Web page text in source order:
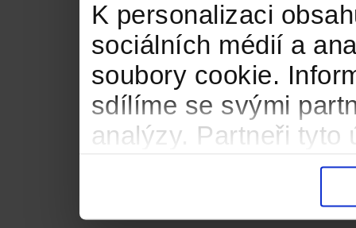
K personalizaci
sociálních médií a
soubory cookie.
sdílíme se svými
analýzy. Partneři tyto
informacemi, které